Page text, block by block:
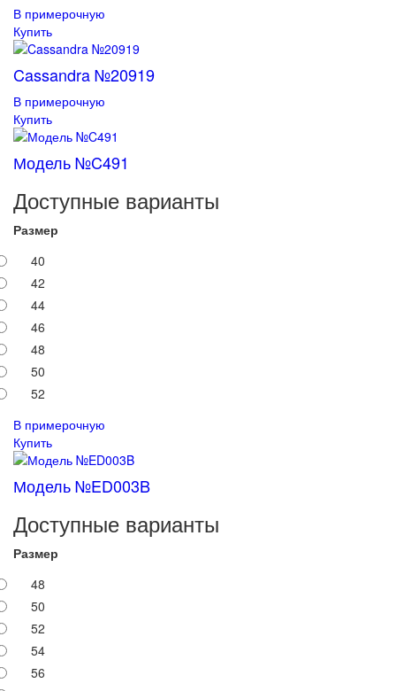
В примерочную
Купить
Cassandra №20919
В примерочную
Купить
Модель №C491
Доступные варианты
Размер
40
42
44
46
48
50
52
В примерочную
Купить
Модель №ED003B
Доступные варианты
Размер
48
50
52
54
56